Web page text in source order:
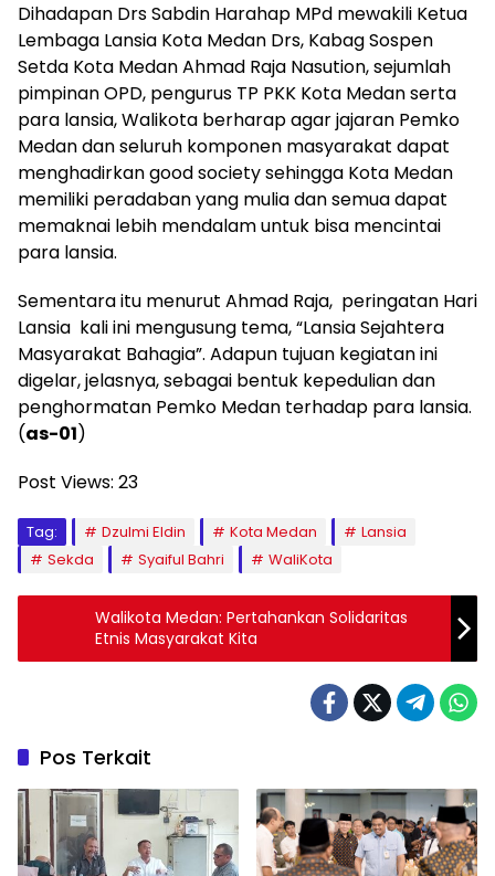
Dihadapan Drs Sabdin Harahap MPd mewakili Ketua
Lembaga Lansia Kota Medan Drs, Kabag Sospen
Setda Kota Medan Ahmad Raja Nasution, sejumlah
pimpinan OPD, pengurus TP PKK Kota Medan serta
para lansia, Walikota berharap agar jajaran Pemko
Medan dan seluruh komponen masyarakat dapat
menghadirkan good society sehingga Kota Medan
memiliki peradaban yang mulia dan semua dapat
memaknai lebih mendalam untuk bisa mencintai
para lansia.
Sementara itu menurut Ahmad Raja, peringatan Hari
Lansia kali ini mengusung tema, “Lansia Sejahtera
Masyarakat Bahagia”. Adapun tujuan kegiatan ini
digelar, jelasnya, sebagai bentuk kepedulian dan
penghormatan Pemko Medan terhadap para lansia.
(as-01)
Post Views: 23
Tag: Dzulmi Eldin Kota Medan
Lansia
Sekda
Syaiful Bahri WaliKota
Walikota Medan: Pertahankan Solidaritas
Etnis Masyarakat Kita
Pos Terkait